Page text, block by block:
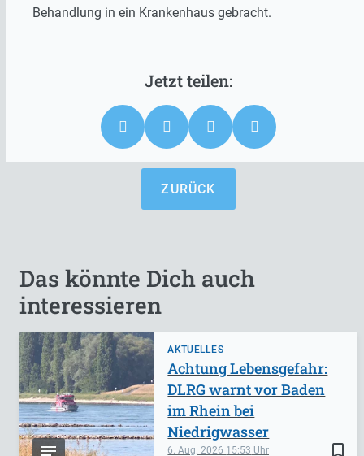
Behandlung in ein Krankenhaus gebracht.
ZURÜCK
Das könnte Dich auch
interessieren
AKTUELLES
bookmark_border
6. Aug. 2026 15:53
Achtung Lebensgefahr:
DLRG warnt vor Baden
im Rhein bei
Niedrigwasser